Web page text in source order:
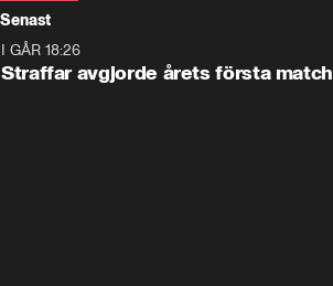
Senast
I GÅR 18:26
Straffar avgjorde årets första match